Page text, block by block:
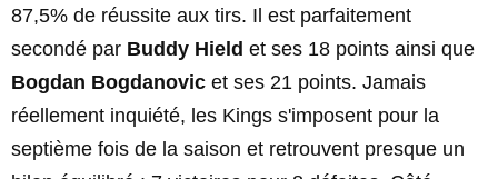
87,5% de réussite aux tirs. Il est parfaitement
secondé par Buddy Hield et ses 18 points ainsi que
Bogdan Bogdanovic et ses 21 points. Jamais
réellement inquiété, les Kings s'imposent pour la
septième fois de la saison et retrouvent presque un